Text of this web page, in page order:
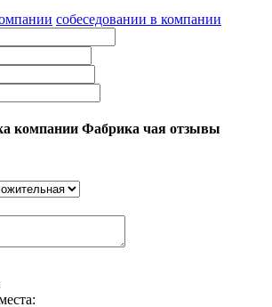
собеседовании в компании
компании Фабрика чая отзывы